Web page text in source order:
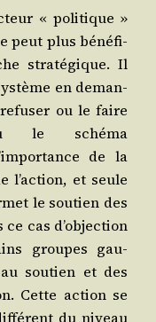
« poli­tique »
peut plus béné­fi­
stra­té­gique. Il
en deman­
ou le faire
le sché­ma
de la
l’action, et seule
le sou­tien des
cas d’objection
groupes gau­
sou­tien et des
Cette action se
du niveau